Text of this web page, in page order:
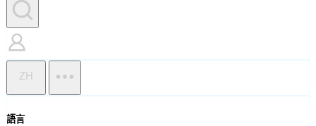
ZH
語言